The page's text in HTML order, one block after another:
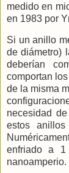
medido en
en 1983 por
Si un anillo
de diámetro)
deberían
comportan
de la misma
necesidad
estos anillos
enfriado a
nanoamperio.